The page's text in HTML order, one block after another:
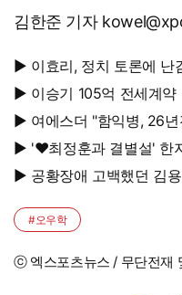
김한준 기자
▶ 이효리, 정치 토론에 난감 반응…보수 vs 진보 사연에 "빠
지면 안 될까요?"
▶ 이승기 105억 전세계약 만료…"차가원 회장, 보증금 안 주
면 법적 조치"
▶ 여에스더 "함익병, 26년전 빌려준 5천만원...그덕에 사업
시작"▶ '♥최정훈과 결별설' 한
▶ 공황장애 고백했던 김용빈, 180도 달라진 삶…연이은 겹경
#오우학
ⓒ 엑스포츠뉴스 / 무단전재